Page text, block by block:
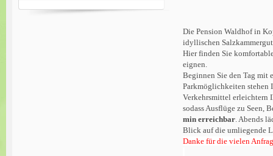
Die Pension Waldhof in
idyllischen
Hier finden Sie
eignen.
Beginnen Sie den Tag mit
Parkmöglichkeiten stehen
Verkehrsmittel erleichtern
sodass Ausflüge zu Seen,
min erreichbar. Abends
Blick auf die umliegende
Danke für die vielen